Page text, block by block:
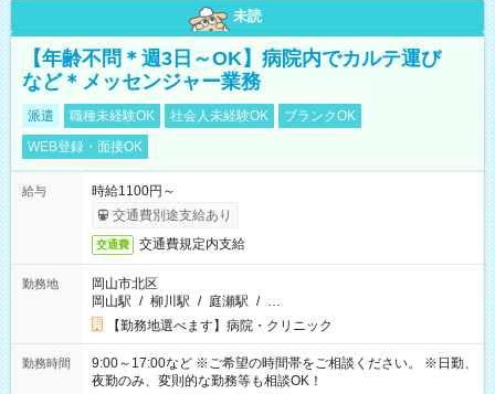
未読
【年齢不問＊週3日～OK】病院内でカルテ運び
など＊メッセンジャー業務
派遣 職種未経験OK 社会人未経験OK
ブランクOK
WEB登録・面接OK
給与
時給1100円～
交通費別途支給あり
交通費 交通費規定内支給
勤務地
岡山市北区
岡山駅 / 柳川駅 / 庭瀬駅 / …
【勤務地選べます】病院・クリニック
勤務時間
9:00～17:00など ※ご希望の時間帯をご相談ください。 ※日勤、
夜勤のみ、変則的な勤務等も相談OK！